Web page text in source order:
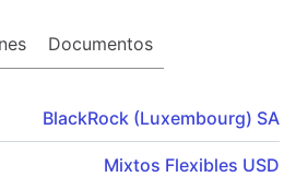
Documentos
BlackRock (Luxembourg) SA
Mixtos Flexibles USD